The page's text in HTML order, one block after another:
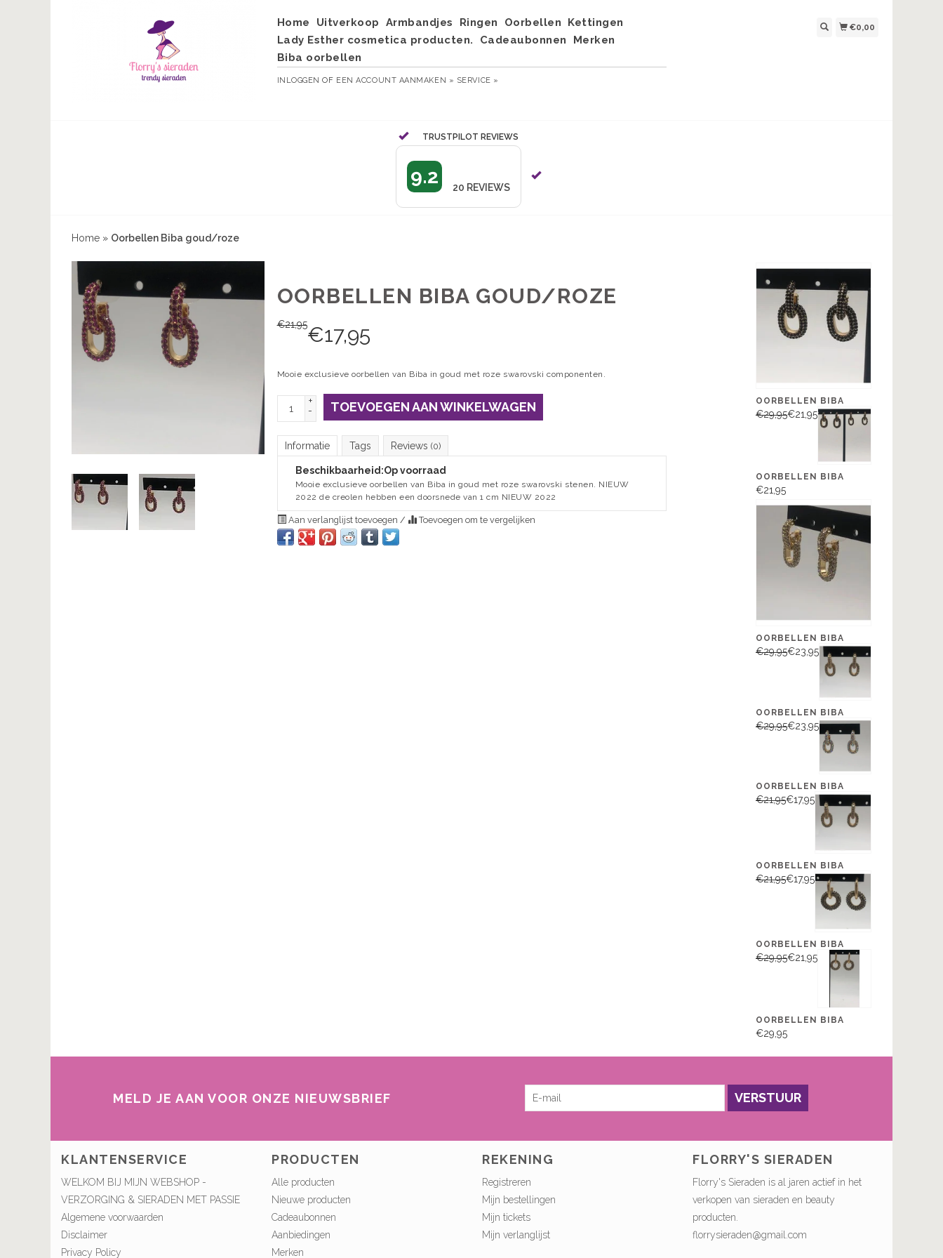
Home Uitverkoop Armbandjes Ringen Oorbellen
Kettingen
Lady Esther cosmetica producten.
Cadeaubonnen
Merken
Biba oorbellen
INLOGGEN OF EEN ACCOUNT AANMAKEN » SERVICE »
€0,00
TRUSTPILOT REVIEWS
9.2 20 REVIEWS
Home » Oorbellen Biba goud/roze
OORBELLEN BIBA GOUD/ROZE
€21,95€17,95
Mooie exclusieve oorbellen van Biba in goud met roze swarovski componenten.
+
-
TOEVOEGEN AAN WINKELWAGEN
Informatie Tags Reviews (0)
Beschikbaarheid:Op voorraad
Mooie exclusieve oorbellen van Biba in goud met roze swarovski stenen. NIEUW
2022 de creolen hebben een doorsnede van 1 cm NIEUW 2022
Aan verlanglijst toevoegen / Toevoegen om te vergelijken
OORBELLEN BIBA
€29,95€21,95
OORBELLEN BIBA
€21,95
OORBELLEN BIBA
€29,95€23,95
OORBELLEN BIBA
€29,95€23,95
OORBELLEN BIBA
€21,95€17,95
OORBELLEN BIBA
€21,95€17,95
OORBELLEN BIBA
€29,95€21,95
OORBELLEN BIBA
€29,95
MELD JE AAN VOOR ONZE NIEUWSBRIEF VERSTUUR
KLANTENSERVICE
WELKOM BIJ MIJN WEBSHOP -
VERZORGING & SIERADEN MET PASSIE
Algemene voorwaarden
Disclaimer
Privacy Policy
PRODUCTEN
Alle producten
Nieuwe producten
Cadeaubonnen
Aanbiedingen
Merken
REKENING
Registreren
Mijn bestellingen
Mijn tickets
Mijn verlanglijst
FLORRY'S SIERADEN
Florry's Sieraden is al jaren actief in het
verkopen van sieraden en beauty
producten.
florrysieraden@gmail.com